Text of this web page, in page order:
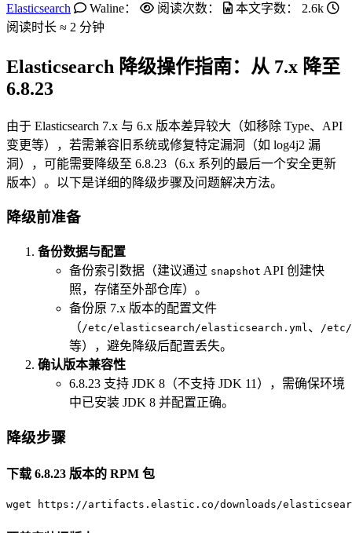
Elasticsearch
Waline： 阅读次数： 本文字数：
2.6k
阅读时长 ≈ 2 分钟
Elasticsearch 降级操作指南：从 7.x 降至
6.8.23
由于 Elasticsearch 7.x 与 6.x 版本差异较大（如移除 Type、API
变更等），若需兼容旧系统或修复特定漏洞（如 log4j2 漏
洞），可能需要降级至 6.8.23（6.x 系列的最后一个安全更新
版本）。以下是详细的降级步骤及问题解决方法。
降级前准备
备份数据与配置
备份索引数据（建议通过 snapshot API 创建快
照，存储至外部仓库）。
备份原 7.x 版本的配置文件
（/etc/elasticsearch/elasticsearch.yml、 /etc/
等），避免降级后配置丢失。
确认版本兼容性
6.8.23 支持 JDK 8（不支持 JDK 11），需确保环境
中已安装 JDK 8 并配置正确。
降级步骤
下载 6.8.23 版本的 RPM 包
wget https://artifacts.elastic.co/downloads/